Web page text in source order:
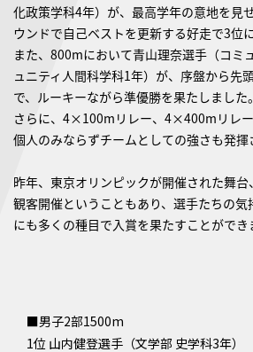
化政策学科4年）が、最高学年の意地を見
ウンドで自己ベストを更新する好走で3位
また、800mにおいて青山理奈選手（コミ
ュニティ人間科学科1年）が、序盤から先
で、ルーキーながら準優勝を果たしました。
さらに、4×100mリレー、4×400mリレー
個人のみならずチームとしての強さも発揮
昨年、東京オリンピックが開催された舞
観客開催ということもあり、選手たちの
にも多くの種目で入賞を果たすことができ
■男子2部1500m
1位 山内健登選手（文学部 史学科3年）